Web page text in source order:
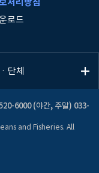
처리방침
로드
단체
6000 (야간, 주말) 033-
and Fisheries. All